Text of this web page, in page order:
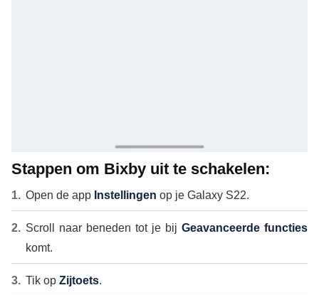
Stappen om Bixby uit te schakelen:
Open de app Instellingen op je Galaxy S22.
Scroll naar beneden tot je bij Geavanceerde functies
komt.
Tik op Zijtoets.